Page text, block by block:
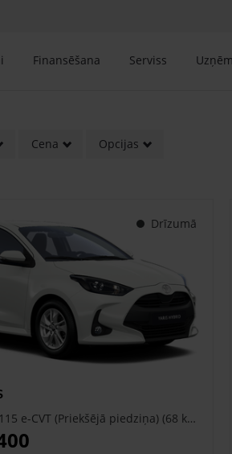
Finansēšana Serviss
Cena Opcijas
Drīzumā
Active 1.5 Hybrid 115 e-CVT (Priekšējā piedziņa) (68 kW)